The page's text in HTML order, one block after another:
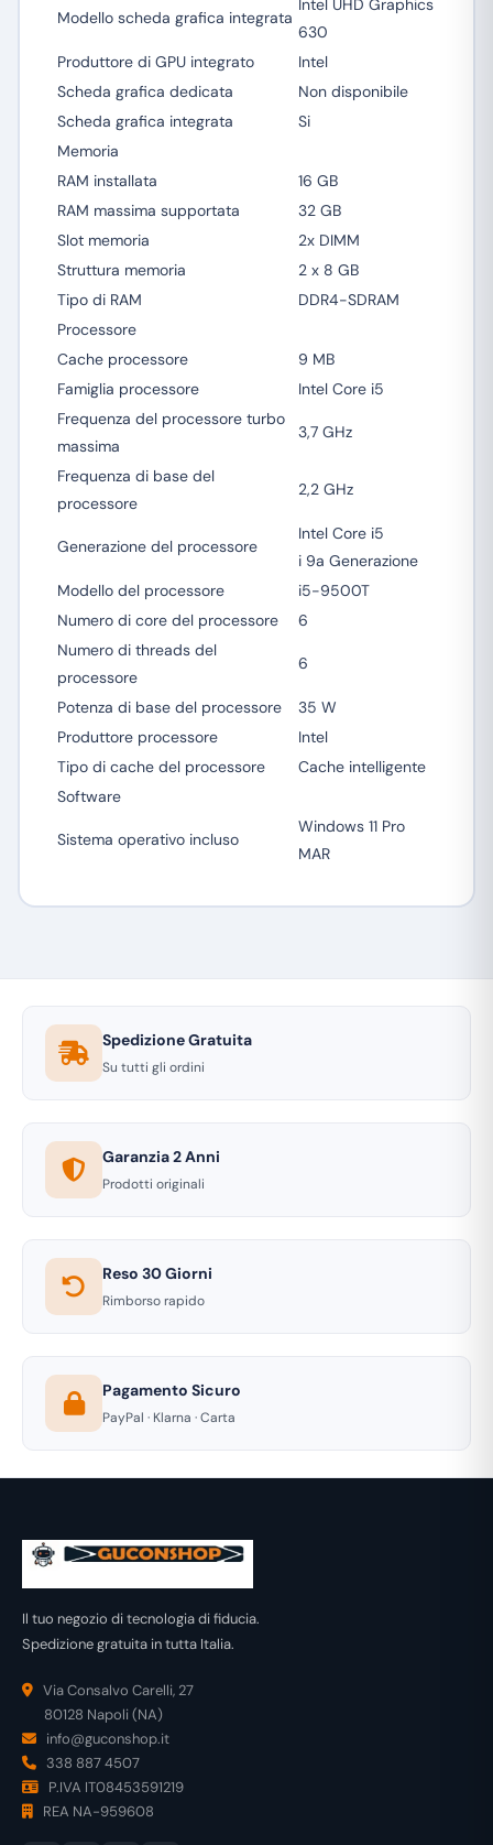
Modello scheda grafica integrata
Intel UHD Graphics
630
Produttore di GPU integrato
Intel
Scheda grafica dedicata
Non disponibile
Scheda grafica integrata
Si
Memoria
RAM installata
16 GB
RAM massima supportata
32 GB
Slot memoria
2x DIMM
Struttura memoria
2 x 8 GB
Tipo di RAM
DDR4-SDRAM
Processore
Cache processore
9 MB
Famiglia processore
Intel Core i5
Frequenza del processore turbo
massima
3,7 GHz
Frequenza di base del
processore
2,2 GHz
Generazione del processore
Intel Core i5
i 9a Generazione
Modello del processore
i5-9500T
Numero di core del processore
6
Numero di threads del
processore
6
Potenza di base del processore
35 W
Produttore processore
Intel
Tipo di cache del processore
Cache intelligente
Software
Sistema operativo incluso
Windows 11 Pro
MAR
Spedizione Gratuita
Su tutti gli ordini
Garanzia 2 Anni
Prodotti originali
Reso 30 Giorni
Rimborso rapido
Pagamento Sicuro
PayPal · Klarna · Carta
Il tuo negozio di tecnologia di fiducia.
Spedizione gratuita in tutta Italia.
Via Consalvo Carelli, 27
80128 Napoli (NA)
info@guconshop.it
338 887 4507
P.IVA IT08453591219
REA NA-959608